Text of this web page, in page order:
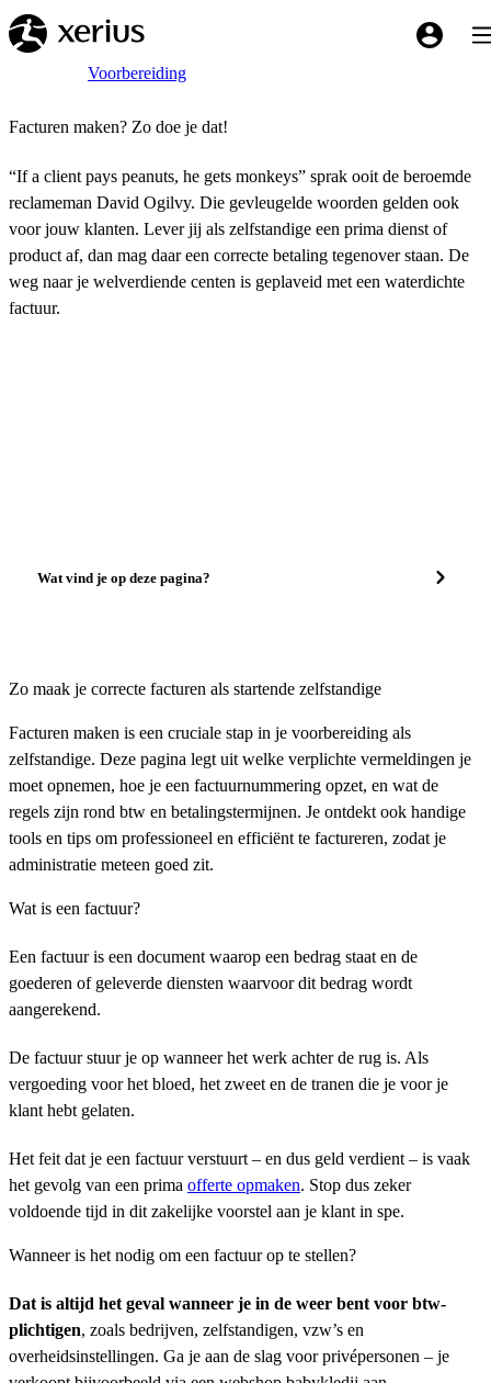
Overslaan naar de hoofdinhoud
My
Breadcrumb
HomeVoorbereiding
Facturen maken? Zo doe je dat!
“If a client pays peanuts, he gets monkeys” sprak ooit de beroemde
reclameman David Ogilvy. Die gevleugelde woorden gelden ook
voor jouw klanten. Lever jij als zelfstandige een prima dienst of
product af, dan mag daar een correcte betaling tegenover staan. De
weg naar je welverdiende centen is geplaveid met een waterdichte
factuur.
Wat vind je op deze pagina?
Zo maak je correcte facturen als startende zelfstandige
Facturen maken is een cruciale stap in je voorbereiding als
zelfstandige. Deze pagina legt uit welke verplichte vermeldingen je
moet opnemen, hoe je een factuurnummering opzet, en wat de
regels zijn rond btw en betalingstermijnen. Je ontdekt ook handige
tools en tips om professioneel en efficiënt te factureren, zodat je
administratie meteen goed zit.
Wat is een factuur?
Een factuur is een document waarop een bedrag staat en de
goederen of geleverde diensten waarvoor dit bedrag wordt
aangerekend.
De factuur stuur je op wanneer het werk achter de rug is. Als
vergoeding voor het bloed, het zweet en de tranen die je voor je
klant hebt gelaten.
Het feit dat je een factuur verstuurt – en dus geld verdient – is vaak
het gevolg van een prima offerte opmaken. Stop dus zeker
voldoende tijd in dit zakelijke voorstel aan je klant in spe.
Wanneer is het nodig om een factuur op te stellen?
Dat is altijd het geval wanneer je in de weer bent voor btw-
plichtigen, zoals bedrijven, zelfstandigen, vzw’s en
overheidsinstellingen. Ga je aan de slag voor privépersonen – je